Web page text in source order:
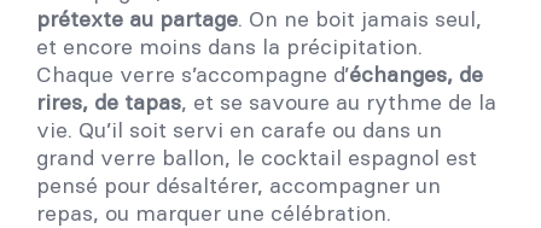
prétexte au partage. On ne boit jamais seul,
et encore moins dans la précipitation.
Chaque verre s’accompagne d’échanges, de
rires, de tapas, et se savoure au rythme de la
vie. Qu’il soit servi en carafe ou dans un
grand verre ballon, le cocktail espagnol est
pensé pour désaltérer, accompagner un
repas, ou marquer une célébration.